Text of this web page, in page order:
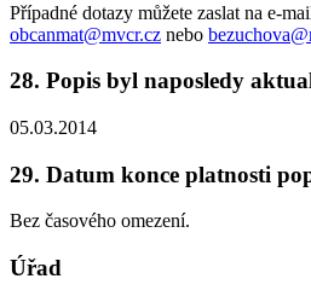
Případné dotazy můžete zaslat na e-
obcanmat@mvcr.cz nebo
28. Popis byl naposledy
05.03.2014
29. Datum konce platnosti
Bez časového omezení.
Úřad